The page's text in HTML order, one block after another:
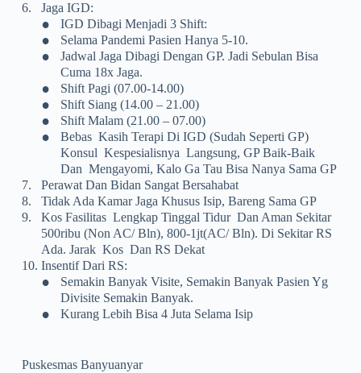
6.
Jaga IGD:
• IGD Dibagi Menjadi 3 Shift:
• Selama Pandemi Pasien Hanya 5-10.
•
Jadwal Jaga Dibagi Dengan GP. Jadi Sebulan Bisa
Cuma 18x Jaga.
• Shift Pagi (07.00-14.00)
• Shift Siang (14.00 – 21.00)
• Shift Malam (21.00 – 07.00)
•
Bebas Kasih Terapi Di IGD (sudah Seperti GP)
Konsul Kespesialisnya Langsung, GP Baik-Baik
Dan Mengayomi, Kalo Ga Tau Bisa Nanya Sama GP
7.
Perawat Dan Bidan Sangat Bersahabat
8.
Tidak Ada Kamar Jaga Khusus Isip, Bareng Sama GP
9.
Kos Fasilitas Lengkap Tinggal Tidur Dan Aman Sekitar
500ribu (non AC/ Bln), 800-1jt(AC/ Bln). Di Sekitar RS
Ada. Jarak Kos Dan RS Dekat
10. Insentif Dari RS:
•
Semakin Banyak Visite, Semakin Banyak Pasien Yg
Divisite Semakin Banyak.
• Kurang Lebih Bisa 4 Juta Selama Isip
Puskesmas Banyuanyar